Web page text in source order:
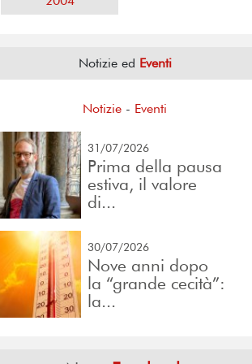
Notizie ed Eventi
Notizie - Eventi
31/07/2026
Prima della pausa
estiva, il valore
di...
30/07/2026
Nove anni dopo
la “grande cecità”:
la...